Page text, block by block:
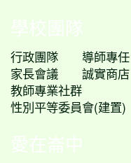
學校團隊
行政團隊
導師專任
家長會議
誠實商店
教師專業社群
性別平等委員會(建置)
愛在崙中